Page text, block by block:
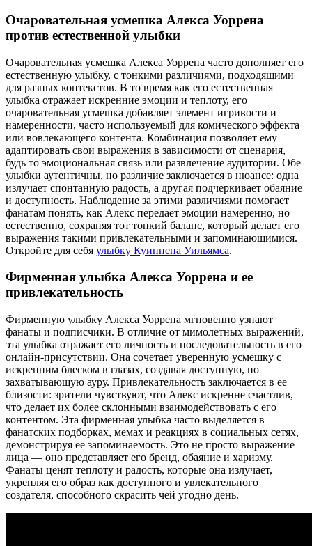
Очаровательная усмешка Алекса Уоррена
против естественной улыбки
Очаровательная усмешка Алекса Уоррена часто дополняет его
естественную улыбку, с тонкими различиями, подходящими
для разных контекстов. В то время как его естественная
улыбка отражает искренние эмоции и теплоту, его
очаровательная усмешка добавляет элемент игривости и
намеренности, часто используемый для комического эффекта
или вовлекающего контента. Комбинация позволяет ему
адаптировать свои выражения в зависимости от сценария,
будь то эмоциональная связь или развлечение аудитории. Обе
улыбки аутентичны, но различие заключается в нюансе: одна
излучает спонтанную радость, а другая подчеркивает обаяние
и доступность. Наблюдение за этими различиями помогает
фанатам понять, как Алекс передает эмоции намеренно, но
естественно, сохраняя тот тонкий баланс, который делает его
выражения такими привлекательными и запоминающимися.
Откройте для себя улыбку Куиннена Уильямса.
Фирменная улыбка Алекса Уоррена и ее
привлекательность
Фирменную улыбку Алекса Уоррена мгновенно узнают
фанаты и подписчики. В отличие от мимолетных выражений,
эта улыбка отражает его личность и последовательность в его
онлайн-присутствии. Она сочетает уверенную усмешку с
искренним блеском в глазах, создавая доступную, но
захватывающую ауру. Привлекательность заключается в ее
близости: зрители чувствуют, что Алекс искренне счастлив,
что делает их более склонными взаимодействовать с его
контентом. Эта фирменная улыбка часто выделяется в
фанатских подборках, мемах и реакциях в социальных сетях,
демонстрируя ее запоминаемость. Это не просто выражение
лица — оно представляет его бренд, обаяние и харизму.
Фанаты ценят теплоту и радость, которые она излучает,
укрепляя его образ как доступного и увлекательного
создателя, способного скрасить чей угодно день.